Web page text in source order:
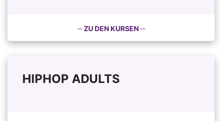
─ ZU DEN KURSEN ─
HIPHOP ADULTS